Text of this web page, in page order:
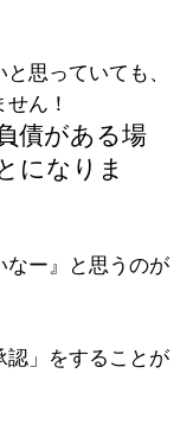
思っていても、
ん！
債がある場
になりま
なー』と思うのが
認」をすることが